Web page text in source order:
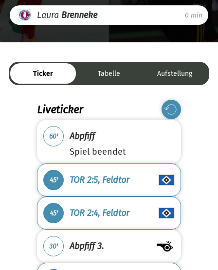
Laura Brenneke 0 min
Ticker Tabelle Aufstellung
Liveticker
60'
Abpfiff
Spiel beendet
45' TOR 2:5, Feldtor
45' TOR 2:4, Feldtor
30' Abpfiff 3.